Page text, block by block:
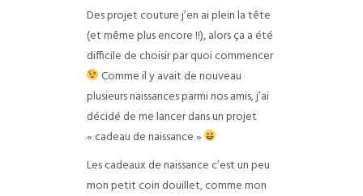
Des projet couture j’en ai plein la tête
(et même plus encore !!), alors ça a été
difficile de choisir par quoi commencer
Comme il y avait de nouveau
plusieurs naissances parmi nos amis, j’ai
décidé de me lancer dans un projet
« cadeau de naissance »
Les cadeaux de naissance c’est un peu
mon petit coin douillet, comme mon